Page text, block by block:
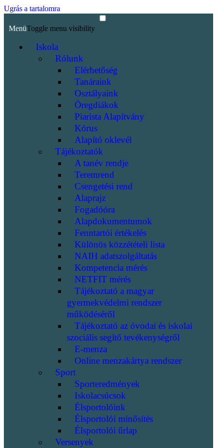
Ugrás a tartalomra
MenüToggle menu visibility
Iskola
Rólunk
Elérhetőség
Tanáraink
Osztályaink
Öregdiákok
Piarista Alapítvány
Kórus
Alapító oklevél
Tájékoztatók
A tanév rendje
Teremrend
Csengetési rend
Alaprajz
Fogadóóra
Alapdokumentumok
Fenntartói értékelés
Különös közzétételi lista
NAIH adatszolgáltatás
Kompetencia mérés
NETFIT mérés
Tájékoztató a magyar
gyermekvédelmi rendszer
működéséről
Tájékoztató az óvodai és iskolai
szociális segítő tevékenységről
E-menza
Online menzakártya rendszer
Sport
Sporteredmények
Iskolacsúcsok
Élsportolóink
Élsportolói minősítés
Élsportolói űrlap
Versenyek